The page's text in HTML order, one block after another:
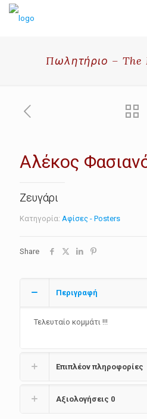
Πωλητήριο – The
Αλέκος
Ζευγάρι
Κατηγορία: Αφίσες - Posters
Share
Περιγραφή
Τελευταίο κομμάτι !!!
Επιπλέον πληροφορίες
Αξιολογήσεις 0